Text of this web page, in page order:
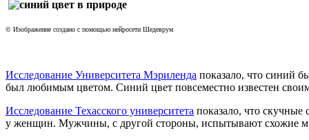
© Изображение создано с помощью нейросети Шедеврум
Исследование Университета Мэриленда показало, что синий
был любимым цветом. Синий цвет повсеместно известен
Исследование Техасского университета показало, что
у женщин. Мужчины, с другой стороны, испытывают схожие